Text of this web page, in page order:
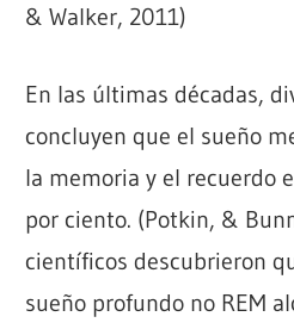
& Walker, 2011)
En las últimas décadas,
concluyen que el sueño
la memoria y el recuerdo
por ciento. (Potkin, &
científicos descubrieron
sueño profundo no REM